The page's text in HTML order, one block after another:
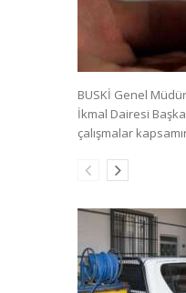
BUSKİ Genel
İkmal Dairesi
çalışmalar